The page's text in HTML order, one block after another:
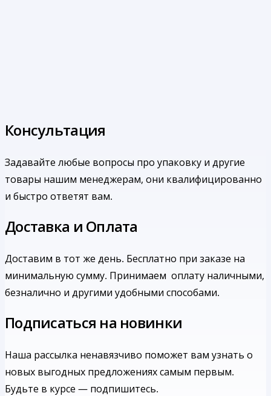
Консультация
Задавайте любые вопросы про упаковку и другие
товары нашим менеджерам, они квалифицированно
и быстро ответят вам.
Доставка и Оплата
Доставим в тот же день. Бесплатно при заказе на
минимальную сумму. Принимаем оплату наличными,
безналично и другими удобными способами.
Подписаться на новинки
Наша рассылка ненавязчиво поможет вам узнать о
новых выгодных предложениях самым первым.
Будьте в курсе — подпишитесь.